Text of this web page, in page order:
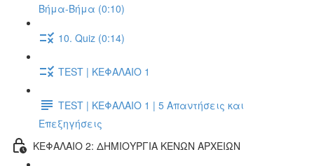
Βήμα-Βήμα (0:10)
10. Quiz (0:14)
TEST | ΚΕΦΑΛΑΙΟ 1
TEST | ΚΕΦΑΛΑΙΟ 1 | 5 Απαντήσεις και
Επεξηγήσεις
ΚΕΦΑΛΑΙΟ 2: ΔΗΜΙΟΥΡΓΙΑ ΚΕΝΩΝ ΑΡΧΕΙΩΝ